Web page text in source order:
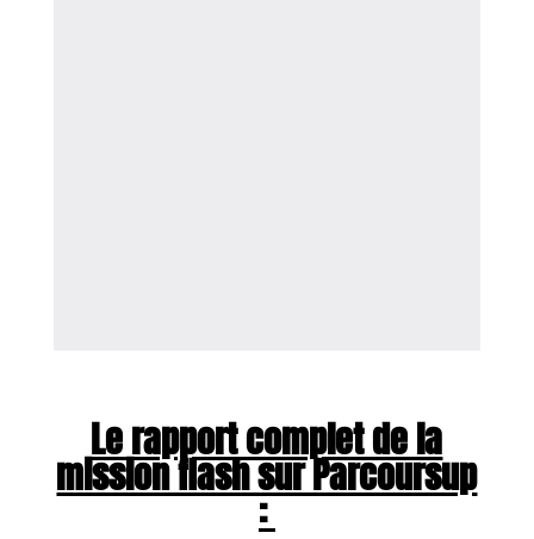
Le rapport complet de la
mission flash sur Parcoursup
: